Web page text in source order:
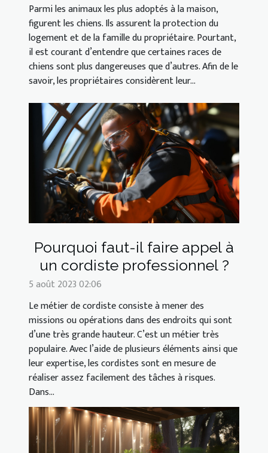
Parmi les animaux les plus adoptés à la maison,
figurent les chiens. Ils assurent la protection du
logement et de la famille du propriétaire. Pourtant,
il est courant d’entendre que certaines races de
chiens sont plus dangereuses que d’autres. Afin de le
savoir, les propriétaires considèrent leur...
Pourquoi faut-il faire appel à
un cordiste professionnel ?
5 août 2023 02:06
Le métier de cordiste consiste à mener des
missions ou opérations dans des endroits qui sont
d’une très grande hauteur. C’est un métier très
populaire. Avec l’aide de plusieurs éléments ainsi que
leur expertise, les cordistes sont en mesure de
réaliser assez facilement des tâches à risques.
Dans...